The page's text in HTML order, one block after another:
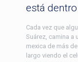
está
Cada vez que
Suárez, camina a
mexica de más
largo viendo el